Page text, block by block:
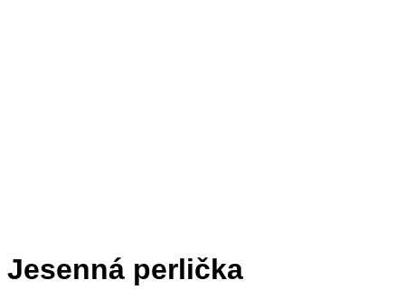
Jesenná perlička